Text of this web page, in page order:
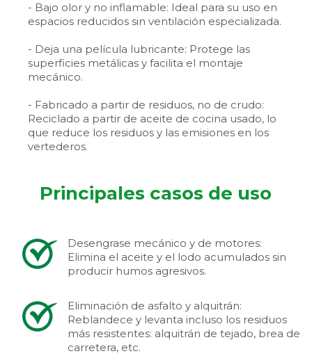
- Bajo olor y no inflamable: Ideal para su uso en
espacios reducidos sin ventilación especializada.
- Deja una película lubricante: Protege las
superficies metálicas y facilita el montaje
mecánico.
- Fabricado a partir de residuos, no de crudo:
Reciclado a partir de aceite de cocina usado, lo
que reduce los residuos y las emisiones en los
vertederos.
Principales casos de uso
Desengrase mecánico y de motores:
Elimina el aceite y el lodo acumulados sin
producir humos agresivos.
Eliminación de asfalto y alquitrán:
Reblandece y levanta incluso los residuos
más resistentes: alquitrán de tejado, brea de
carretera, etc.